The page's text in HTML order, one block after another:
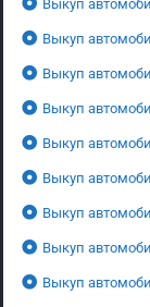
Выкуп
Выкуп
Выкуп
Выкуп
Выкуп
Выкуп
Выкуп
Выкуп
Выкуп